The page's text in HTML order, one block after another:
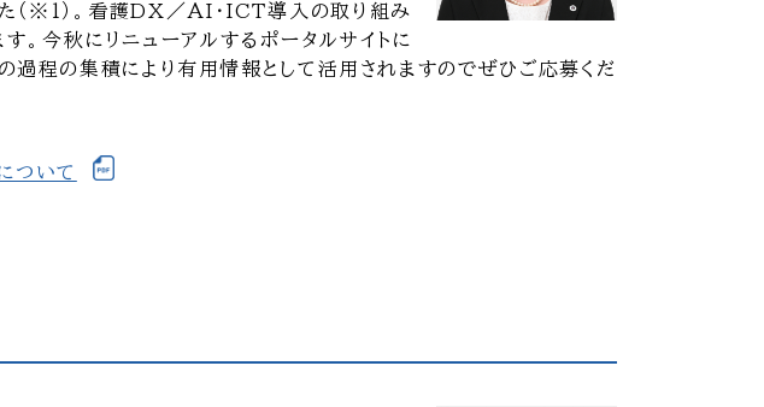
（※1）。看護DX／AI・ICT導入の取り組み
。今秋にリニューアルするポータルサイトに
過程の集積により有用情報として活用されますのでぜひご応募くだ
ついて